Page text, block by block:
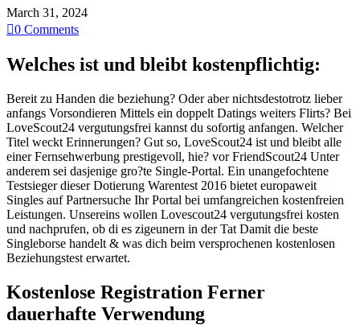
March 31, 2024
0 Comments
Welches ist und bleibt kostenpflichtig:
Bereit zu Handen die beziehung? Oder aber nichtsdestotrotz lieber
anfangs Vorsondieren Mittels ein doppelt Datings weiters Flirts? Bei
LoveScout24 vergutungsfrei kannst du sofortig anfangen. Welcher
Titel weckt Erinnerungen? Gut so, LoveScout24 ist und bleibt alle
einer Fernsehwerbung prestigevoll, hie? vor FriendScout24 Unter
anderem sei dasjenige gro?te Single-Portal. Ein unangefochtene
Testsieger dieser Dotierung Warentest 2016 bietet europaweit
Singles auf Partnersuche Ihr Portal bei umfangreichen kostenfreien
Leistungen. Unsereins wollen Lovescout24 vergutungsfrei kosten
und nachprufen, ob di es zigeunern in der Tat Damit die beste
Singleborse handelt & was dich beim versprochenen kostenlosen
Beziehungstest erwartet.
Kostenlose Registration Ferner
dauerhafte Verwendung